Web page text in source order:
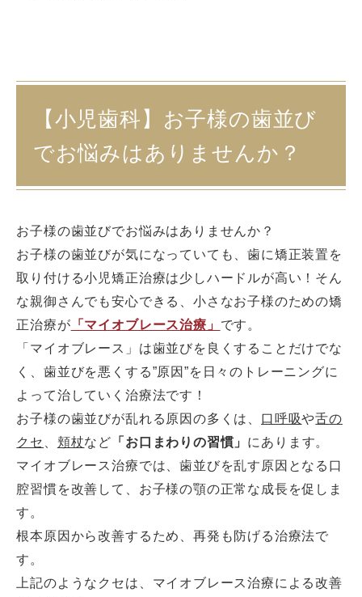
【小児歯科】お子様の歯並び
でお悩みはありませんか？
お子様の歯並びでお悩みはありませんか？
お子様の歯並びが気になっていても、歯に矯正装置を
取り付ける小児矯正治療は少しハードルが高い！そん
な親御さんでも安心できる、小さなお子様のための矯
正治療が 「マイオブレース治療」 です。
「マイオブレース」は歯並びを良くすることだけでな
く、歯並びを悪くする”原因”を日々のトレーニングに
よって治していく治療法です！
お子様の歯並びが乱れる原因の多くは、 口呼吸や舌の
クセ
頬杖など 「お口まわりの習慣」 にあります。
マイオブレース治療では、歯並びを乱す原因となる口
腔習慣を改善して、お子様の顎の正常な成長を促しま
す。
根本原因から改善するため、再発も防げる治療法で
す。
上記のようなクセは、マイオブレース治療による改善